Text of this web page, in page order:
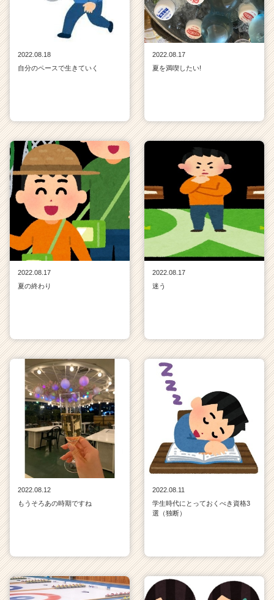
2022.08.18
自分のペースで生きていく
2022.08.17
夏を満喫したい!
2022.08.17
夏の終わり
2022.08.17
迷う
2022.08.12
もうそろあの時期ですね
2022.08.11
学生時代にとっておくべき資格3
選（独断）